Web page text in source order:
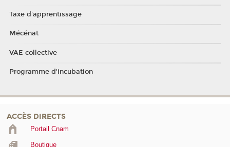
Taxe d'apprentissage
Mécénat
VAE collective
Programme d'incubation
ACCÈS DIRECTS
Portail Cnam
Boutique